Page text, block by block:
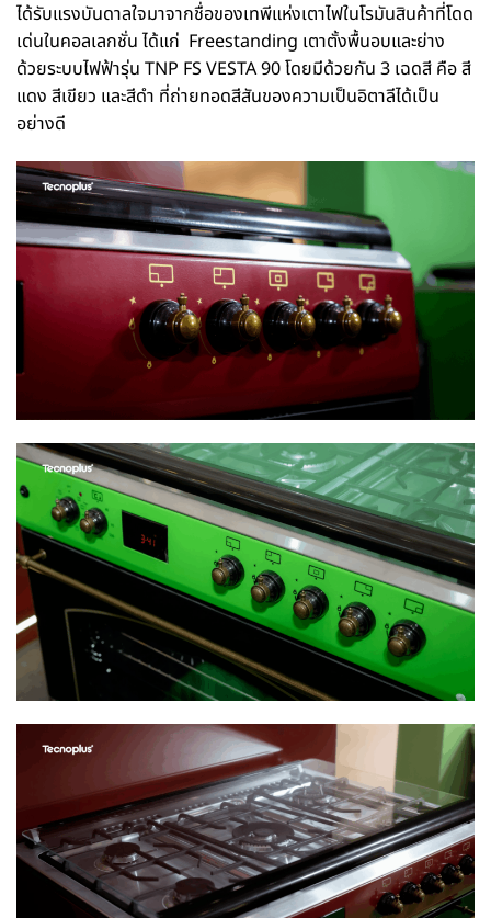
ได้รับแรงบันดาลใจมาจากชื่อของเทพีแห่งเตาไฟในโรมันสินค้าที่โดด
เด่นในคอลเลกชั่น ได้แก่ Freestanding เตาตั้งพื้นอบและย่าง
ด้วยระบบไฟฟ้ารุ่น TNP FS VESTA 90 โดยมีด้วยกัน 3 เฉดสี คือ สี
แดง สีเขียว และสีดำ ที่ถ่ายทอดสีสันของความเป็นอิตาลีได้เป็น
อย่างดี